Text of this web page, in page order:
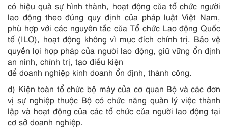
có hiệu quả sự hình thành, hoạt động của tổ chức người
lao động theo đúng quy định của pháp luật Việt Nam,
phù hợp với các nguyên tắc của Tổ chức Lao động Quốc
tế (ILO), hoạt động không vì mục đích chính trị. Bảo vệ
quyền lợi hợp pháp của người lao động, giữ vững ổn định
an ninh, chính trị, tạo điều kiện
để doanh nghiệp kinh doanh ổn định, thành công.
d) Kiện toàn tổ chức bộ máy của cơ quan Bộ và các đơn
vị sự nghiệp thuộc Bộ có chức năng quản lý việc thành
lập và hoạt động của các tổ chức của người lao động tại
cơ sở doanh nghiệp.